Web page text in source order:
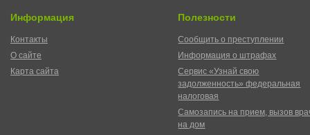
Информация
Контакты
О сайте
Карта сайта
Полезности
Сообщить о преступлении
Информация о штрафах
Сервис «Узнай свою
задолженность» федеральная
налоговая
Самозапись на прием, вызов
на дом